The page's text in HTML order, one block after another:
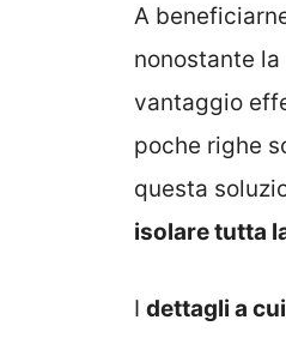
A
nonostante
vantaggio
poche righe
questa
isolare tutta
I dettagli a